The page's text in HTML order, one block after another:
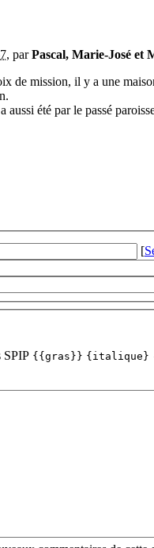
, parPascal, Marie-José et
de mission, il y a une
aussi été par le passé
[
SPIP {{gras}} {italique}